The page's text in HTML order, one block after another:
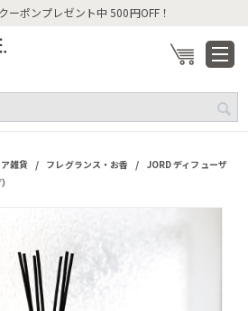
ーポンプレゼント中 500円OFF！
雑貨 / フレグランス・お香 / JORD ディフューザ